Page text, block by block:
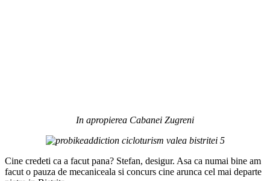
In apropierea Cabanei Zugreni
Cine credeti ca a facut pana? Stefan, desigur. Asa ca numai bine am
facut o pauza de mecaniceala si concurs cine arunca cel mai departe